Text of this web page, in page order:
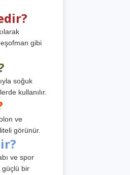
gibi
soğuk
kullanılır.
ve
görünür.
ve spor
güçlü bir